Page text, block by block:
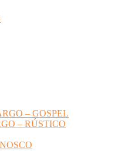
– GOSPEL
– RÚSTICO